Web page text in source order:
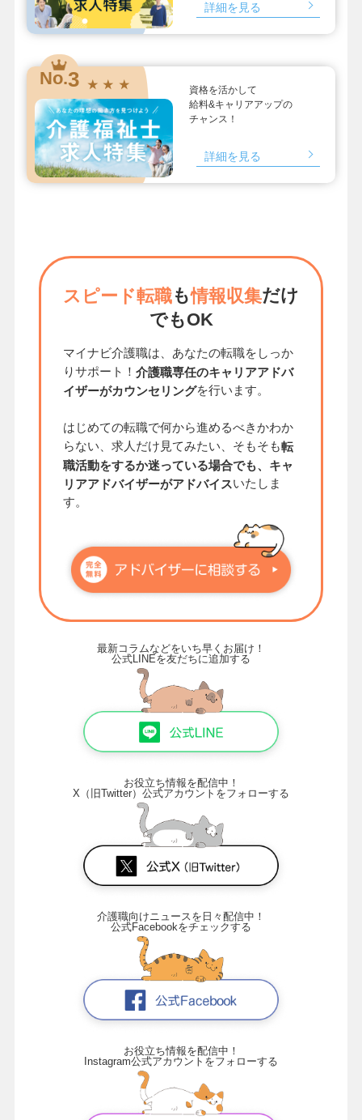
詳細を見る
No.3 ★ ★ ★
資格を活かして
給料&キャリアアップの
チャンス！
詳細を見る
スピード転職も情報収集だけ
でもOK
マイナビ介護職は、あなたの転職をしっか
りサポート！ 介護職専任のキャリアアドバ
イザーがカウンセリングを行います。
はじめての転職で何から進めるべきかわか
らない、求人だけ見てみたい、そもそも転
職活動をするか迷っている場合でも、キャ
リアアドバイザーがアドバイスいたしま
す。
最新コラムなどをいち早くお届け！
公式LINEを友だちに追加する
お役立ち情報を配信中！
X（旧Twitter）公式アカウントをフォローする
介護職向けニュースを日々配信中！
公式Facebookをチェックする
お役立ち情報を配信中！
Instagram公式アカウントをフォローする